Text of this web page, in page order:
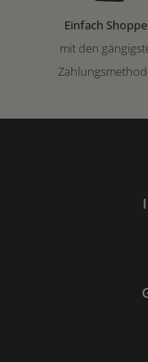
Einfach
mit den